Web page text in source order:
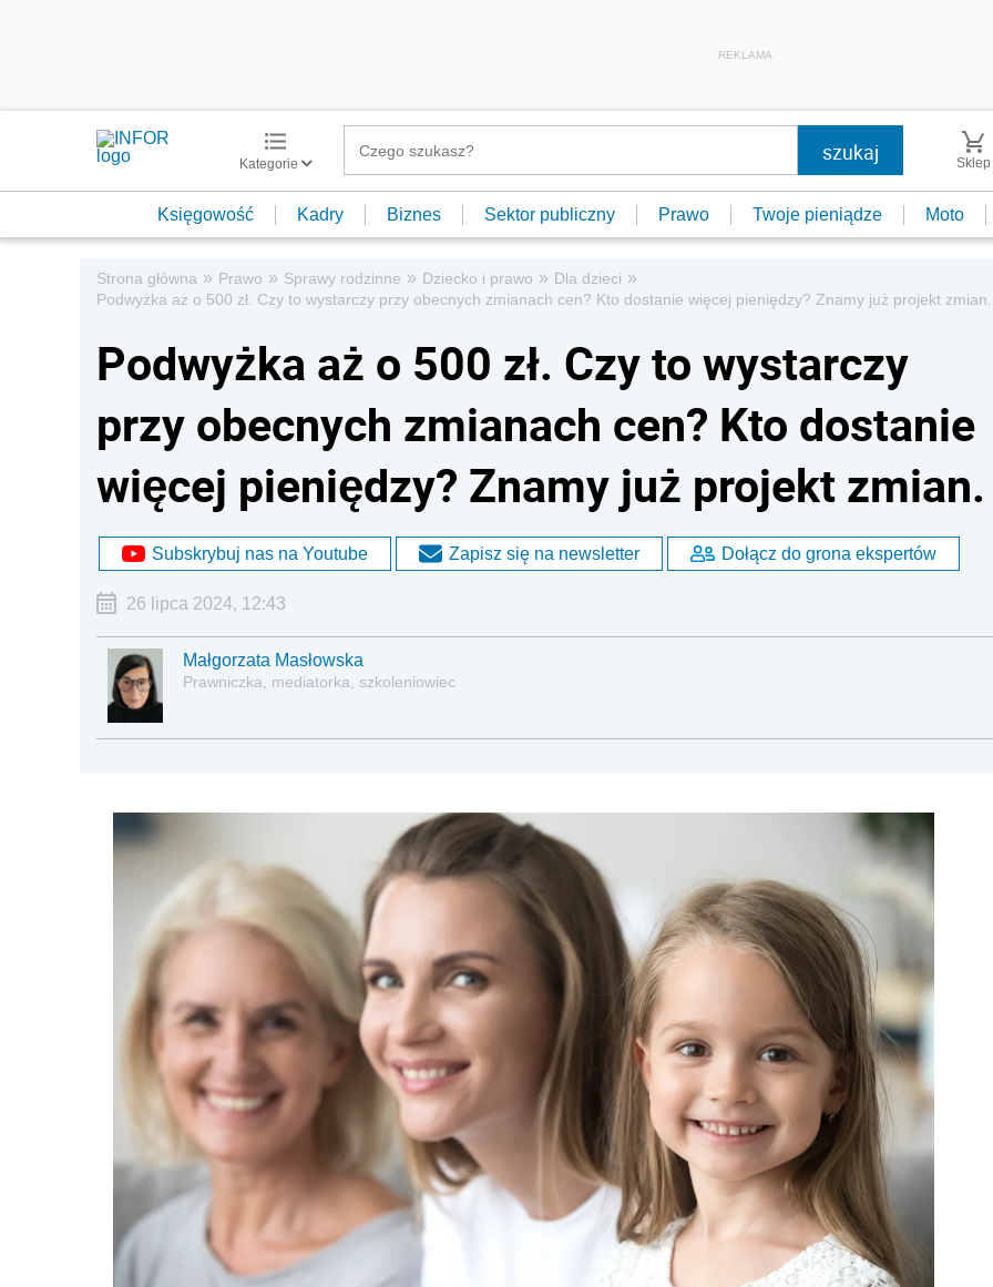
REKLAMA
Kategorie Sklep
Księgowość Kadry Biznes Sektor publiczny Prawo Twoje pieniądze Moto
Strona główna » Prawo » Sprawy rodzinne » Dziecko i prawo » Dla dzieci »
Podwyżka aż o 500 zł. Czy to wystarczy przy obecnych zmianach cen? Kto dostanie więcej pieniędzy? Znamy już projekt zmian.
Podwyżka aż o 500 zł. Czy to wystarczy
przy obecnych zmianach cen? Kto dostanie
więcej pieniędzy? Znamy już projekt zmian.
Subskrybuj nas na Youtube Zapisz się na newsletter Dołącz do grona ekspertów
26 lipca 2024, 12:43
Małgorzata Masłowska
Prawniczka, mediatorka, szkoleniowiec